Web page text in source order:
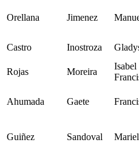
Orellana Jimenez
Castro Inostroza
Rojas Moreira
Isabel
Ahumada Gaete
Guiñez Sandoval